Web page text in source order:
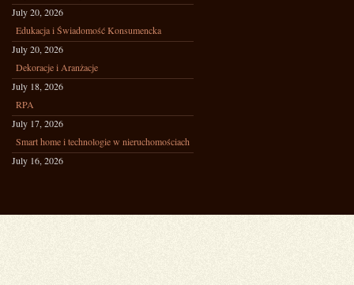
July 20, 2026
Edukacja i Świadomość Konsumencka
July 20, 2026
Dekoracje i Aranżacje
July 18, 2026
RPA
July 17, 2026
Smart home i technologie w nieruchomościach
July 16, 2026